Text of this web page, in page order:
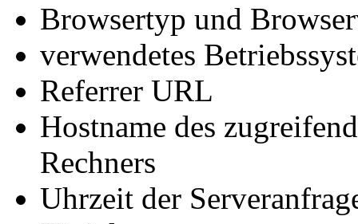
Browsertyp und
verwendetes
Referrer URL
Hostname des
Rechners
Uhrzeit der